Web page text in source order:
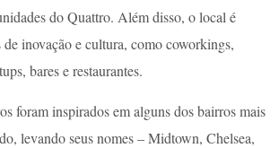
do Quattro. Além disso, o local é
de inovação e cultura, como coworkings,
bares e restaurantes.
foram inspirados em alguns dos bairros mais
levando seus nomes – Midtown, Chelsea,